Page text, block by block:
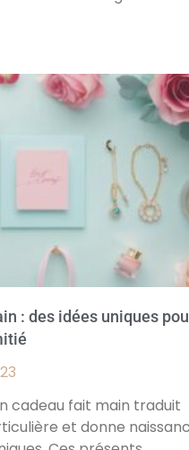
: des idées uniques
cadeau fait main traduit
et donne